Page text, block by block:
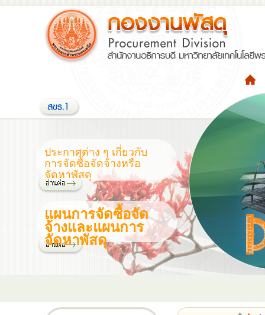
ประกาศต่าง ๆ เกี่ยวกับ
การจัดซื้อจัดจ้างหรือ
จัดหาพัสดุ
แผนการจัดซื้อจัด
จ้างและแผนการ
จัดหาพัสดุ